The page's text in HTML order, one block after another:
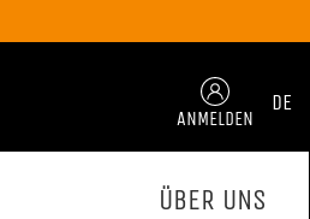
ANMELDEN
DE
ÜBER UNS